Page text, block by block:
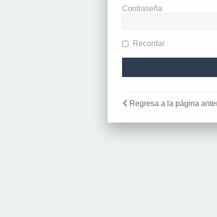
Contraseña
Recordar
Regresa a la página